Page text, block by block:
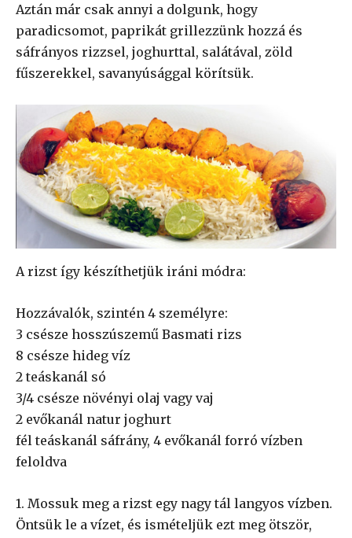
Aztán már csak annyi a dolgunk, hogy
paradicsomot, paprikát grillezzünk hozzá és
sáfrányos rizzsel, joghurttal, salátával, zöld
fűszerekkel, savanyúsággal körítsük.
A rizst így készíthetjük iráni módra:
Hozzávalók, szintén 4 személyre:
3 csésze hosszúszemű Basmati rizs
8 csésze hideg víz
2 teáskanál só
3/4 csésze növényi olaj vagy vaj
2 evőkanál natur joghurt
fél teáskanál sáfrány, 4 evőkanál forró vízben
feloldva
1. Mossuk meg a rizst egy nagy tál langyos vízben.
Öntsük le a vízet, és ismételjük ezt meg ötször,